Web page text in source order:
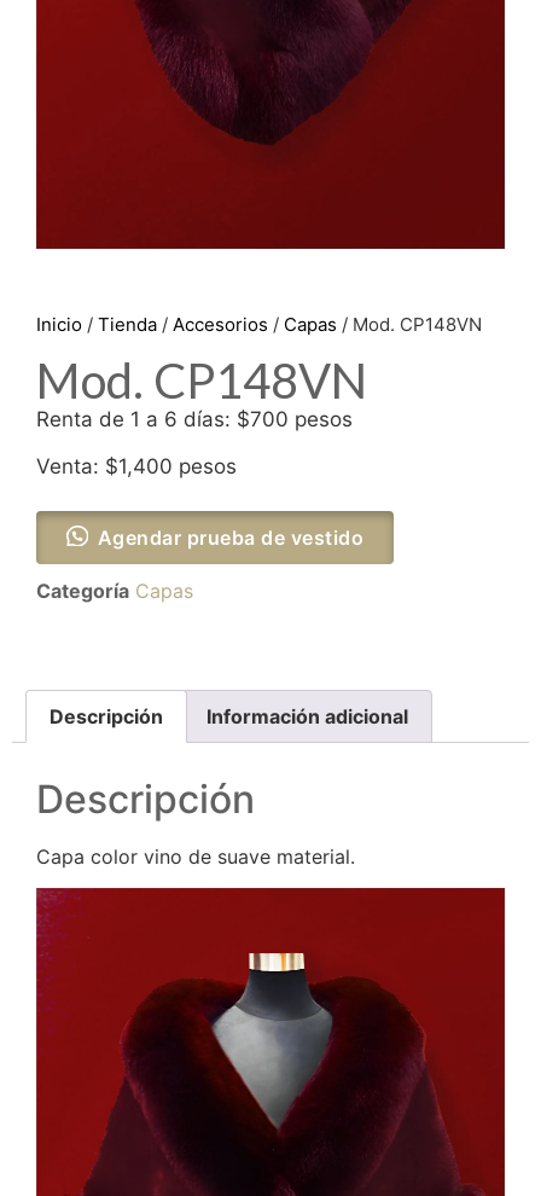
Inicio / Tienda / Accesorios / Capas / Mod. CP148VN
Mod. CP148VN
Renta de 1 a 6 días: $700 pesos
Venta: $1,400 pesos
Agendar prueba de vestido
Categoría Capas
Descripción Información adicional
Descripción
Capa color vino de suave material.